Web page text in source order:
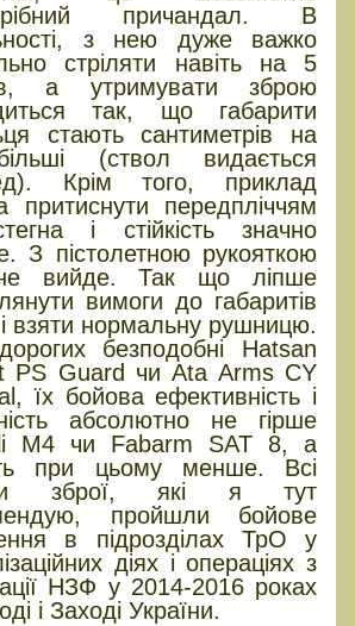
причандал. В
з нею дуже важко
стріляти навіть на 5
а утримувати зброю
так, що габарити
стають сантиметрів на
(ствол видається
Крім того, приклад
притиснути передпліччям
і стійкість значно
З пістолетною рукояткою
вийде. Так що ліпше
вимоги до габаритів
і взяти нормальну рушницю.
безподобні Hatsan
PS Guard чи Ata Arms CY
їх бойова ефективність і
абсолютно не гірше
M4 чи Fabarm SAT 8, а
при цьому менше. Всі
зброї, які я тут
пройшли бойове
в підрозділах ТрО у
діях і операціях з
НЗФ у 2014-2016 роках
і Заході України.